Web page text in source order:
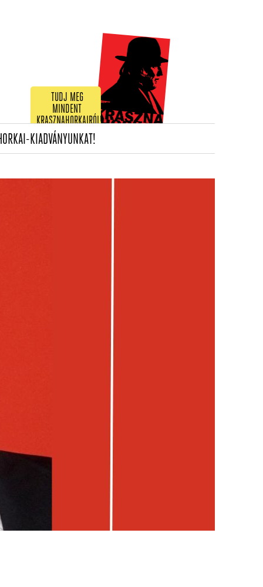
TUDJ MEG
MINDENT
KRASZNAHORKAIRÓL!
KIADVÁNYUNKAT!(CURRENT)